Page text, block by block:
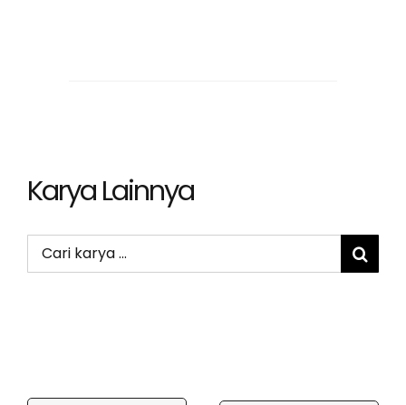
Karya Lainnya
Search
for: